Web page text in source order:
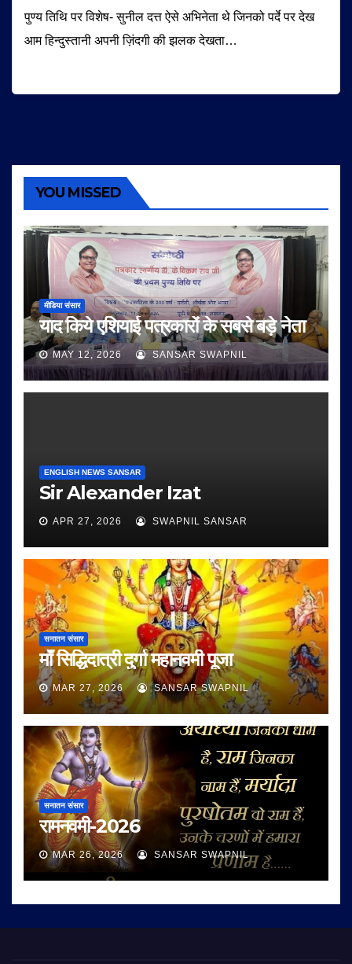
पुण्य तिथि पर विशेष- सुनील दत्त ऐसे अभिनेता थे जिनको पर्दे पर देख
आम हिन्दुस्तानी अपनी ज़िंदगी की झलक देखता…
YOU MISSED
मीडिया संसार
याद किये एशियाई पत्रकारों के सबसे बड़े नेता
MAY 12, 2026 SANSAR SWAPNIL
ENGLISH NEWS SANSAR
Sir Alexander Izat
APR 27, 2026 SWAPNIL SANSAR
सनातन संसार
माँ सिद्धिदात्री दुर्गा महानवमी पूजा
MAR 27, 2026 SANSAR SWAPNIL
सनातन संसार
रामनवमी-2026
MAR 26, 2026 SANSAR SWAPNIL